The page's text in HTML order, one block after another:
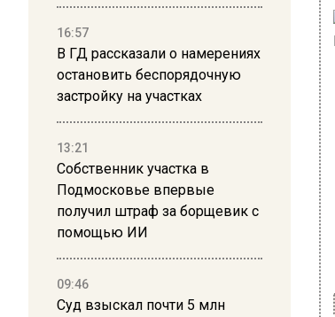
16:57
В ГД рассказали о намерениях
остановить беспорядочную
застройку на участках
13:21
Собственник участка в
Подмосковье впервые
получил штраф за борщевик с
помощью ИИ
09:46
Суд взыскал почти 5 млн